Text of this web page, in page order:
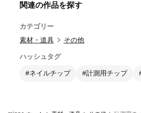
関連の作品を探す
カテゴリー
素材・道具
その他
ハッシュタグ
#ネイルチップ #計測用チップ